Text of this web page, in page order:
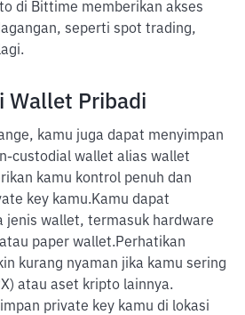
di Bittime memberikan akses
seperti spot trading,
Wallet Pribadi
kamu juga dapat menyimpan
custodial wallet alias wallet
kamu kontrol penuh dan
key kamu.Kamu dapat
jenis wallet, termasuk hardware
paper wallet.Perhatikan
kurang nyaman jika kamu sering
atau aset kripto lainnya.
private key kamu di lokasi